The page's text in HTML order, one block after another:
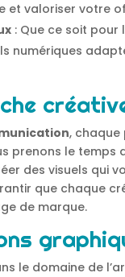
et valoriser votre
: Que ce soit pour
numériques
, chaque
prenons le
des visuels qui
que chaque
de marque.
le domaine de